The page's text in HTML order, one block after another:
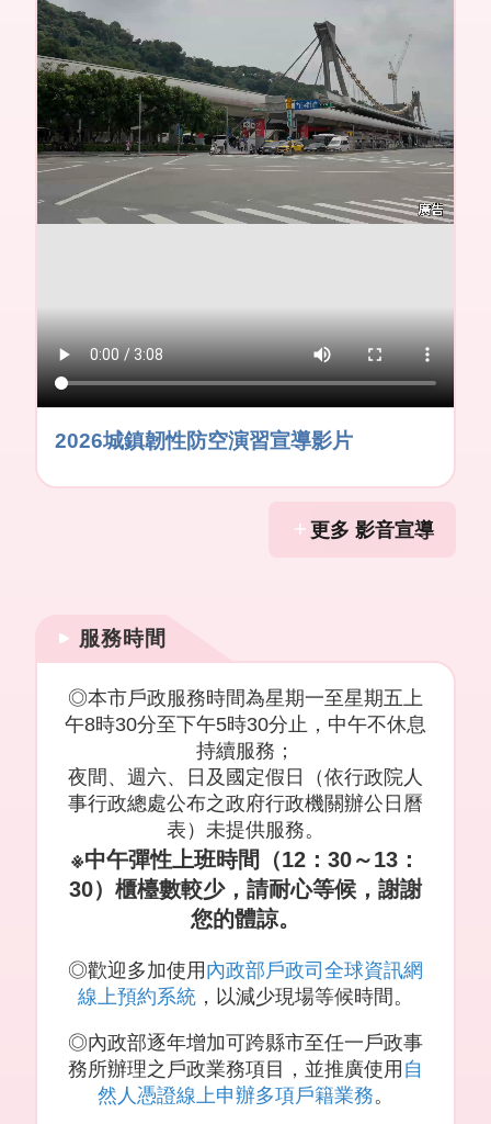
2026城鎮韌性防空演習宣導影片
更多 影音宣導
服務時間
◎本市戶政服務時間為星期一至星期五上
午8時30分至下午5時30分止，中午不休息
持續服務；
夜間、週六、日及國定假日（依行政院人
事行政總處公布之政府行政機關辦公日曆
表）未提供服務。
※中午彈性上班時間（12： 30～13：
30）櫃檯數較少，請耐心等候，謝謝
您的體諒。
◎歡迎多加使用 內政部戶政司全球資訊網
線上預約系統 ，以減少現場等候時間。
◎內政部逐年增加可跨縣市至任一戶政事
務所辦理之戶政業務項目，並推廣使用 自
然人憑證線上申辦多項戶籍業務。